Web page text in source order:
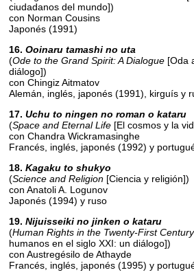
ciudadanos del mundo])
con Norman Cousins
Japonés (1991)
16.Ooinaru tamashi no uta
(Ode to the Grand Spirit: A Dialogue [Oda
diálogo])
con Chingiz Aitmatov
Alemán, inglés, japonés (1991), kirguís y
17.Uchu to ningen no roman o kataru
(Space and Eternal Life [El cosmos y la
con Chandra Wickramasinghe
Francés, inglés, japonés (1992) y
18.Kagaku to shukyo
(Science and Religion [Ciencia y religión])
con Anatoli A. Logunov
Japonés (1994) y ruso
19.Nijuisseiki no jinken o kataru
(Human Rights in the Twenty-First
humanos en el siglo XXI: un diálogo])
con Austregésilo de Athayde
Francés, inglés, japonés (1995) y